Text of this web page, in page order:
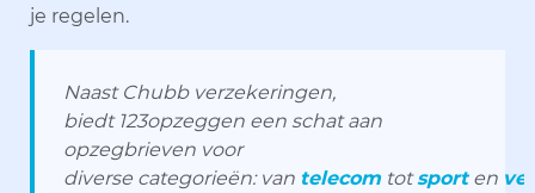
je regelen.
Naast Chubb verzekeringen,
biedt 123opzeggen een schat aan
opzegbrieven voor
diverse categorieën: van telecom totsporten